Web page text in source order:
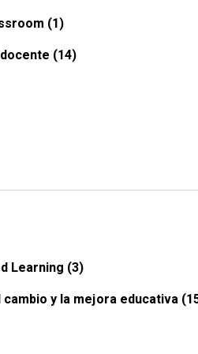
(1)
(14)
Learning (3)
cambio y la mejora educativa